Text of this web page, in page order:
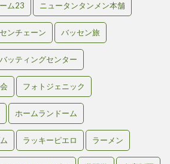
ム23 ニュータンタンメン本舗
ンチェーン バッセン旅
バッティングセンター
フォトジェニック
ホームランドーム
ラッキーピエロ ラーメン